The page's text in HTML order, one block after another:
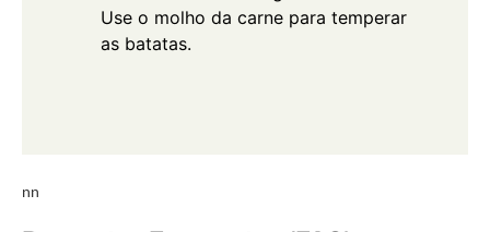
Use o molho da carne para temperar
as batatas.
nn